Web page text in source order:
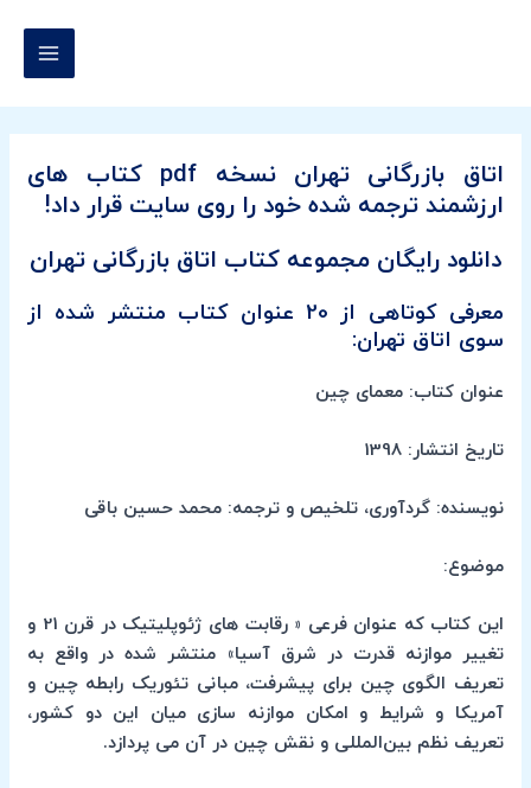
اتاق بازرگانی تهران نسخه pdf کتاب های
ارزشمند ترجمه شده خود را روی سایت قرار داد!
دانلود رایگان مجموعه کتاب اتاق بازرگانی تهران
معرفی کوتاهی از 20 عنوان کتاب منتشر شده از
سوی اتاق تهران:
عنوان کتاب: معمای چین
تاریخ انتشار: 1398
نویسنده: گردآوری، تلخیص و ترجمه: محمد حسین باقی
موضوع:
این کتاب که عنوان فرعی « رقابت های ژئوپلیتیک در قرن 21 و
تغییر موازنه قدرت در شرق آسیا» منتشر شده در واقع به
تعریف الگوی چین برای پیشرفت، مبانی تئوریک رابطه چین و
آمریکا و شرایط و امکان موازنه‌ سازی میان این دو کشور،
تعریف نظم بین‌المللی و نقش چین در آن می پردازد.